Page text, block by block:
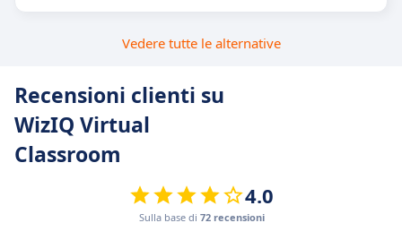
Vedere tutte le alternative
Recensioni clienti su
WizIQ Virtual
Classroom
4.0
Sulla base di 72 recensioni